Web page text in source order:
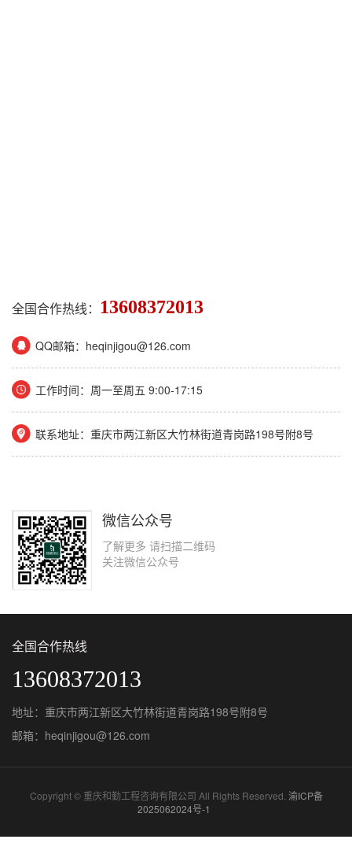
全国合作热线： 13608372013
QQ邮箱：heqinjigou@126.com
工作时间：周一至周五 9:00-17:15
联系地址：重庆市两江新区大竹林街道青岗路198号附8号
微信公众号
了解更多 请扫描二维码
关注微信公众号
全国合作热线
13608372013
地址：重庆市两江新区大竹林街道青岗路198号附8号
邮箱：heqinjigou@126.com
Copyright © 重庆和勤工程咨询有限公司 All Rights Reserved. 渝ICP备
2025062024号-1